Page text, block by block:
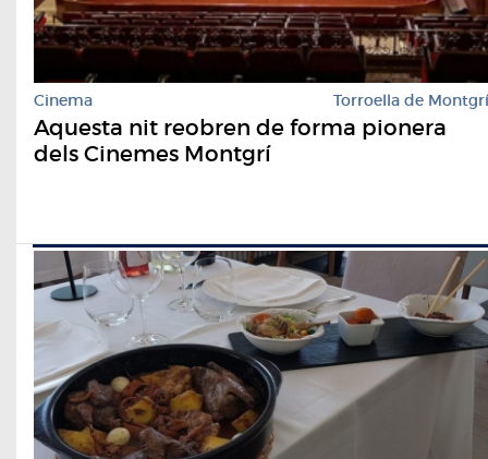
Cinema Torroella de Montgrí
Aquesta nit reobren de forma pionera
dels Cinemes Montgrí